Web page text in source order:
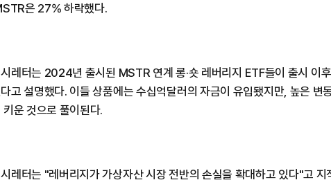
은 27% 하락했다.
레터는 2024년 출시된 MSTR 연계 롱·숏 레버리지 ETF들이 출시 이
고 설명했다. 이들 상품에는 수십억달러의 자금이 유입됐지만, 높은 변
키운 것으로 풀이된다.
레터는 "레버리지가 가상자산 시장 전반의 손실을 확대하고 있다"고 지